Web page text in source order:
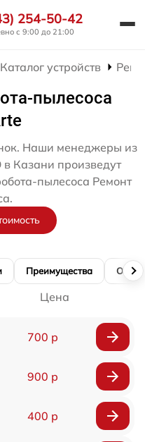
254-50-42
с 9:00 до 21:00
Каталог устройств
пылесоса
Наши менеджеры из
в Казани произведут
пылесоса Ремонт
Преимущества
Цена
700 р
900 р
400 р